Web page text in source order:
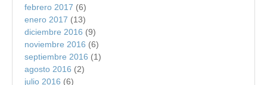
febrero 2017 (6)
enero 2017 (13)
diciembre 2016 (9)
noviembre 2016 (6)
septiembre 2016 (1)
agosto 2016 (2)
julio 2016 (6)